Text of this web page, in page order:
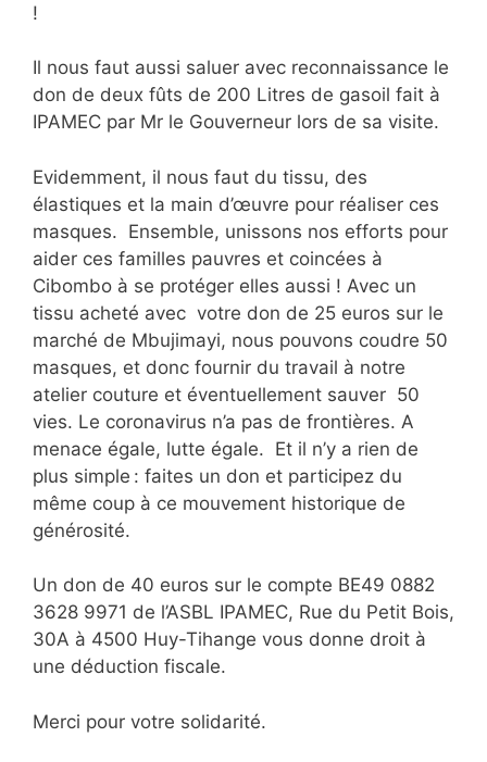
!
Il nous faut aussi saluer avec reconnaissance le
don de deux fûts de 200 Litres de gasoil fait à
IPAMEC par Mr le Gouverneur lors de sa visite.
Evidemment, il nous faut du tissu, des
élastiques et la main d’œuvre pour réaliser ces
masques. Ensemble, unissons nos efforts pour
aider ces familles pauvres et coincées à
Cibombo à se protéger elles aussi ! Avec un
tissu acheté avec votre don de 25 euros sur le
marché de Mbujimayi, nous pouvons coudre 50
masques, et donc fournir du travail à notre
atelier couture et éventuellement sauver 50
vies. Le coronavirus n’a pas de frontières. A
menace égale, lutte égale. Et il n’y a rien de
plus simple : faites un don et participez du
même coup à ce mouvement historique de
générosité.
Un don de 40 euros sur le compte BE49 0882
3628 9971 de l’ASBL IPAMEC, Rue du Petit Bois,
30A à 4500 Huy-Tihange vous donne droit à
une déduction fiscale.
Merci pour votre solidarité.